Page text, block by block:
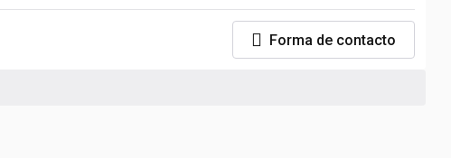
Forma de contacto